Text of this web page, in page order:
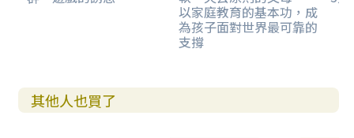
一股隱形、強大的力量。這僅僅是一個例證，還有許許多多
其他的方式，可能會讓父母在情感上忽略孩子，讓孩子在沒
在這裡，我要補充一個重要說明：我們所有人都能夠舉
出例子，說明父母是怎樣在某個地方辜負了我們。沒有完美
以家庭教育的基本功，成
為孩子面對世界最可靠的
支撐
其他人也買了